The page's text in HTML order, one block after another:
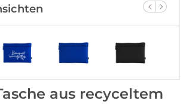
aus recyceltem